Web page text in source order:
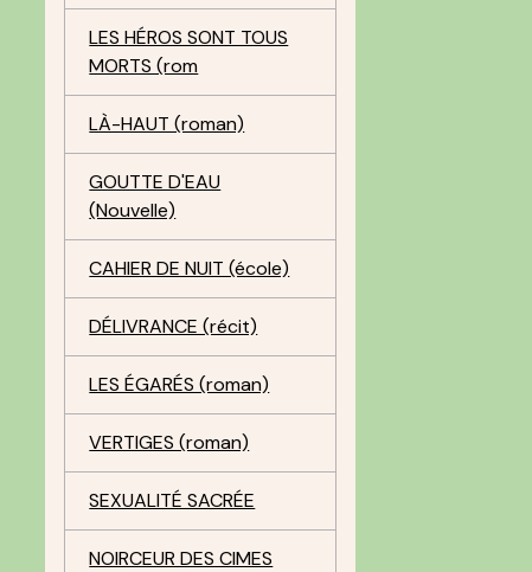
LES HÉROS SONT TOUS
MORTS (rom
LÀ-HAUT (roman)
GOUTTE D'EAU
(Nouvelle)
CAHIER DE NUIT (école)
DÉLIVRANCE (récit)
LES ÉGARÉS (roman)
VERTIGES (roman)
SEXUALITÉ SACRÉE
NOIRCEUR DES CIMES